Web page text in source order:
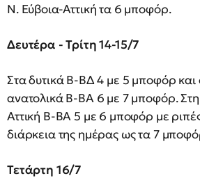
Ν. Εύβοια-Αττική τα 6 μποφόρ.
Δευτέρα - Τρίτη 14-15/7
Στα δυτικά Β-ΒΔ 4 με 5 μποφόρ και
ανατολικά Β-ΒΑ 6 με 7 μποφόρ.
Αττική Β-ΒΑ 5 με 6 μποφόρ με
διάρκεια της ημέρας ως τα 7
Τετάρτη 16/7